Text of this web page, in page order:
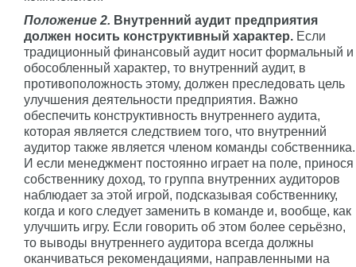
Положение 2. Внутренний аудит предприятия
должен носить конструктивный характер. Если
традиционный финансовый аудит носит формальный и
обособленный характер, то внутренний аудит, в
противоположность этому, должен преследовать цель
улучшения деятельности предприятия. Важно
обеспечить конструктивность внутреннего аудита,
которая является следствием того, что внутренний
аудитор также является членом команды собственника.
И если менеджмент постоянно играет на поле, принося
собственнику доход, то группа внутренних аудиторов
наблюдает за этой игрой, подсказывая собственнику,
когда и кого следует заменить в команде и, вообще, как
улучшить игру. Если говорить об этом более серьёзно,
то выводы внутреннего аудитора всегда должны
оканчиваться рекомендациями, направленными на